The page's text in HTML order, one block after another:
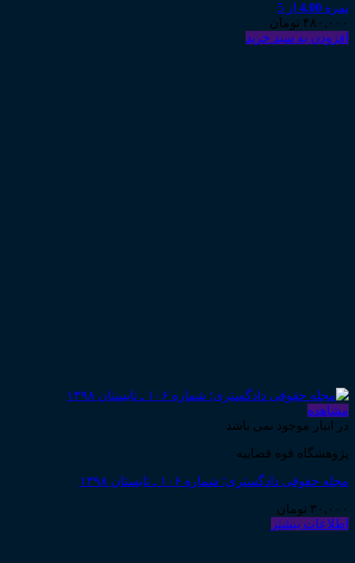
نمره 4.00 از 5
۴۸۰,۰۰۰ تومان
افزودن به سبد خرید
مشاهده
در انبار موجود نمی باشد
پژوهشگاه قوه قضاییه
مجله حقوقی دادگستری؛ شماره ۱۰۶ ـ تابستان ۱۳۹۸
۳۰,۰۰۰ تومان
اطلاعات بیشتر